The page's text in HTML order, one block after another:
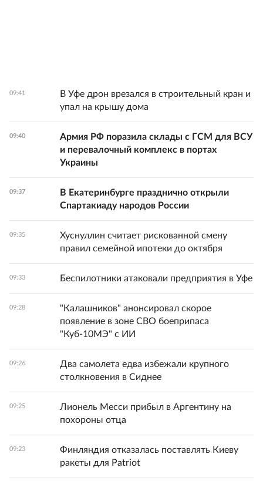
09:41
В Уфе дрон врезался в строительный кран и
упал на крышу дома
09:40
Армия РФ поразила склады с ГСМ для ВСУ
и перевалочный комплекс в портах
Украины
09:37
В Екатеринбурге празднично открыли
Спартакиаду народов России
09:35
Хуснуллин считает рискованной смену
правил семейной ипотеки до октября
09:33 Беспилотники атаковали предприятия в Уфе
09:28
"Калашников" анонсировал скорое
появление в зоне СВО боеприпаса
"Куб-10МЭ" с ИИ
09:26
Два самолета едва избежали крупного
столкновения в Сиднее
09:25
Лионель Месси прибыл в Аргентину на
похороны отца
09:23
Финляндия отказалась поставлять Киеву
ракеты для Patriot